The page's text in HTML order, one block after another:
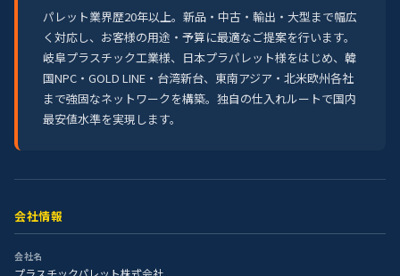
パレット業界歴20年以上。新品・中古・輸出・大型まで幅広
く対応し、お客様の用途・予算に最適なご提案を行います。
岐阜プラスチック工業様、日本プラパレット様をはじめ、韓
国NPC・GOLD LINE・台湾新台、東南アジア・北米欧州各社
まで強固なネットワークを構築。独自の仕入れルートで国内
最安値水準を実現します。
会社情報
会社名
プラスチックパレット株式会社